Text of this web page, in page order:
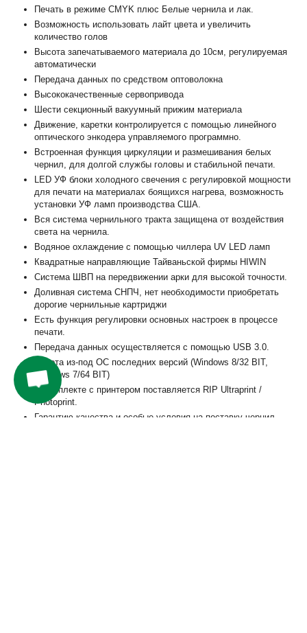
Печать в режиме CMYK плюс Белые чернила и лак.
Возможность использовать лайт цвета и увеличить
количество голов
Высота запечатываемого материала до 10см, регулируемая
автоматически
Передача данных по средством оптоволокна
Высококачественные сервопривода
Шести секционный вакуумный прижим материала
Движение, каретки контролируется с помощью линейного
оптического энкодера управляемого программно.
Встроенная функция циркуляции и размешивания белых
чернил, для долгой службы головы и стабильной печати.
LED УФ блоки холодного свечения с регулировкой мощности
для печати на материалах боящихся нагрева, возможность
установки УФ ламп производства США.
Вся система чернильного тракта защищена от воздействия
света на чернила.
Водяное охлаждение с помощью чиллера UV LED ламп
Квадратные направляющие Тайваньской фирмы HIWIN
Система ШВП на передвижении арки для высокой точности.
Доливная система СНПЧ, нет необходимости приобретать
дорогие чернильные картриджи
Есть функция регулировки основных настроек в процессе
печати.
Передача данных осуществляется с помощью USB 3.0.
Работа из-под ОС последних версий (Windows 8/32 BIT,
Windows 7/64 BIT)
В комплекте с принтером поставляется RIP Ultraprint /
Photoprint.
Гарантию качества и особые условия на поставку чернил